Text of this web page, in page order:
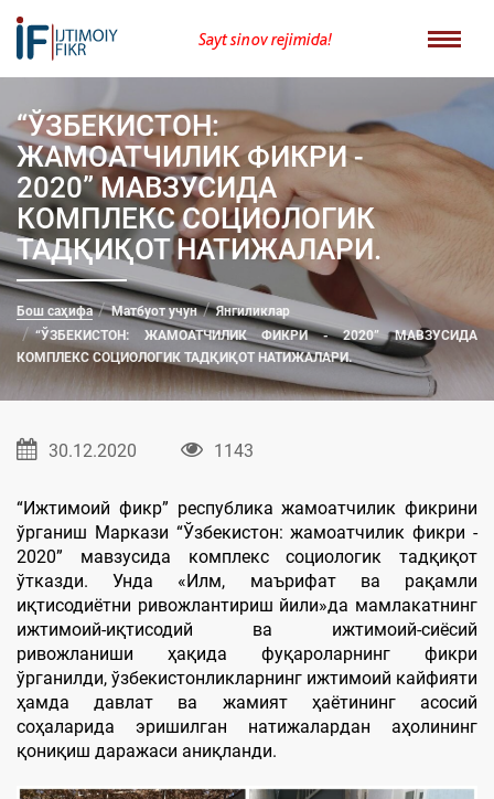
Sayt sinov rejimida!
“ЎЗБЕКИСТОН:
ЖАМОАТЧИЛИК ФИКРИ -
2020” МАВЗУСИДА
КОМПЛЕКС СОЦИОЛОГИК
ТАДҚИҚОТ НАТИЖАЛАРИ.
Бош саҳифа Матбуот учун
Янгиликлар
“ЎЗБЕКИСТОН: ЖАМОАТЧИЛИК ФИКРИ - 2020” МАВЗУСИДА
КОМПЛЕКС СОЦИОЛОГИК ТАДҚИҚОТ НАТИЖАЛАРИ.
30.12.2020 1143
“Ижтимоий фикр” республика жамоатчилик фикрини
ўрганиш Маркази “Ўзбекистон: жамоатчилик фикри -
2020” мавзусида комплекс социологик тадқиқот
ўтказди. Унда «Илм, маърифат ва рақамли
иқтисодиётни ривожлантириш йили»да мамлакатнинг
ижтимоий-иқтисодий ва ижтимоий-сиёсий
ривожланиши ҳақида фуқароларнинг фикри
ўрганилди, ўзбекистонликларнинг ижтимоий кайфияти
ҳамда давлат ва жамият ҳаётининг асосий
соҳаларида эришилган натижалардан аҳолининг
қониқиш даражаси аниқланди.